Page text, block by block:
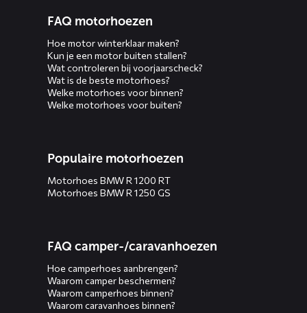
FAQ motorhoezen
Hoe motor winterklaar maken?
Kun je een motor buiten stallen?
Wat controleren bij voorjaarscheck?
Wat is de beste motorhoes?
Welke motorhoes voor binnen?
Welke motorhoes voor buiten?
Populaire motorhoezen
Motorhoes BMW R 1200 RT
Motorhoes BMW R 1250 GS
FAQ camper-/caravanhoezen
Hoe camperhoes aanbrengen?
Waarom camper beschermen?
Waarom camperhoes binnen?
Waarom caravanhoes binnen?